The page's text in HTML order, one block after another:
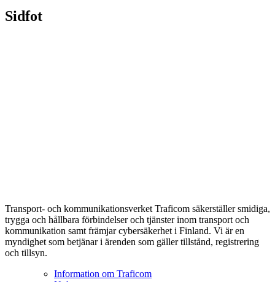
Sidfot
Transport- och kommunikationsverket Traficom säkerställer smidiga,
trygga och hållbara förbindelser och tjänster inom transport och
kommunikation samt främjar cybersäkerhet i Finland. Vi är en
myndighet som betjänar i ärenden som gäller tillstånd, registrering
och tillsyn.
Information om Traficom